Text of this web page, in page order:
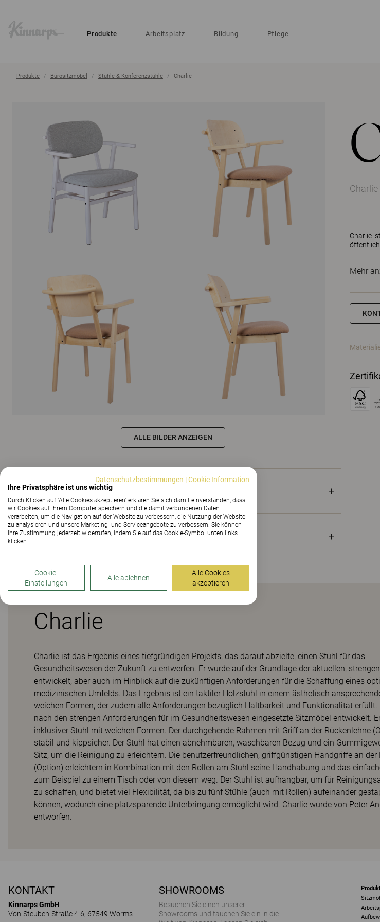
Produkte Arbeitsplatz Bildung Pflege
Produkte Bürositzmöbel Stühle & Konferenzstühle Charlie
Charlie
Charlie
Mehr
ALLE BILDER ANZEIGEN
Materialien
Downloads (6)
Charlie
Charlie ist das Ergebnis eines tiefgründigen Projekts, das darauf abzielte, einen Stuhl für das
Gesundheitswesen der Zukunft zu entwerfen. Er wurde auf der Grundlage der aktuellen,
entwickelt, aber auch im Hinblick auf die zukünftigen Anforderungen für die Schaffung eines
medizinischen Umfelds. Das Ergebnis ist ein taktiler Holzstuhl in einem ästhetisch
weichen Formen, der zudem alle Anforderungen bezüglich Haltbarkeit und Funktionalität erfüllt.
nach den strengen Anforderungen für im Gesundheitswesen eingesetzte Sitzmöbel entwickelt.
inklusiver Stuhl mit weichen Formen. Der durchgehende Rahmen mit Griff an der Rückenlehne
stabil und kippsicher. Der Stuhl hat einen abnehmbaren, waschbaren Bezug und ein
Sitz, um die Reinigung zu erleichtern. Die benutzerfreundlichen, griffgünstigen Handgriffe an der
(Option) erleichtern in Kombination mit den Rollen am Stuhl seine Handhabung und das
zum Beispiel zu einem Tisch oder von diesem weg. Der Stuhl ist aufhängbar, um für
zu schaffen, und bietet viel Flexibilität, da bis zu fünf Stühle (auch mit Rollen) aufeinander
können, wodurch eine platzsparende Unterbringung ermöglicht wird. Charlie wurde von Peter
entworfen.
KONTAKT
Kinnarps GmbH
Von-Steuben-Straße 4-6, 67549 Worms
SHOWROOMS
Besuchen Sie einen unserer
Showrooms und tauchen Sie ein in die
Datenschutzbestimmungen |Cookie Information
Ihre Privatsphäre ist uns wichtig
Durch Klicken auf "Alle Cookies akzeptieren" erklären Sie sich damit einverstanden, dass
wir Cookies auf Ihrem Computer speichern und die damit verbundenen Daten
verarbeiten, um die Navigation auf der Website zu verbessern, die Nutzung der Website
zu analysieren und unsere Marketing- und Serviceangebote zu verbessern. Sie können
Ihre Zustimmung jederzeit widerrufen, indem Sie auf das Cookie-Symbol unten links
klicken.
Cookie-
Einstellungen
Alle ablehnen
Alle Cookies
akzeptieren